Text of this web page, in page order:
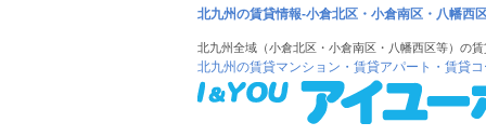
北九州の賃貸情報-小倉北区・小倉南区・八幡西
北九州全域（小倉北区・小倉南区・八幡西区等）の
北九州の賃貸マンション・賃貸アパート・賃貸